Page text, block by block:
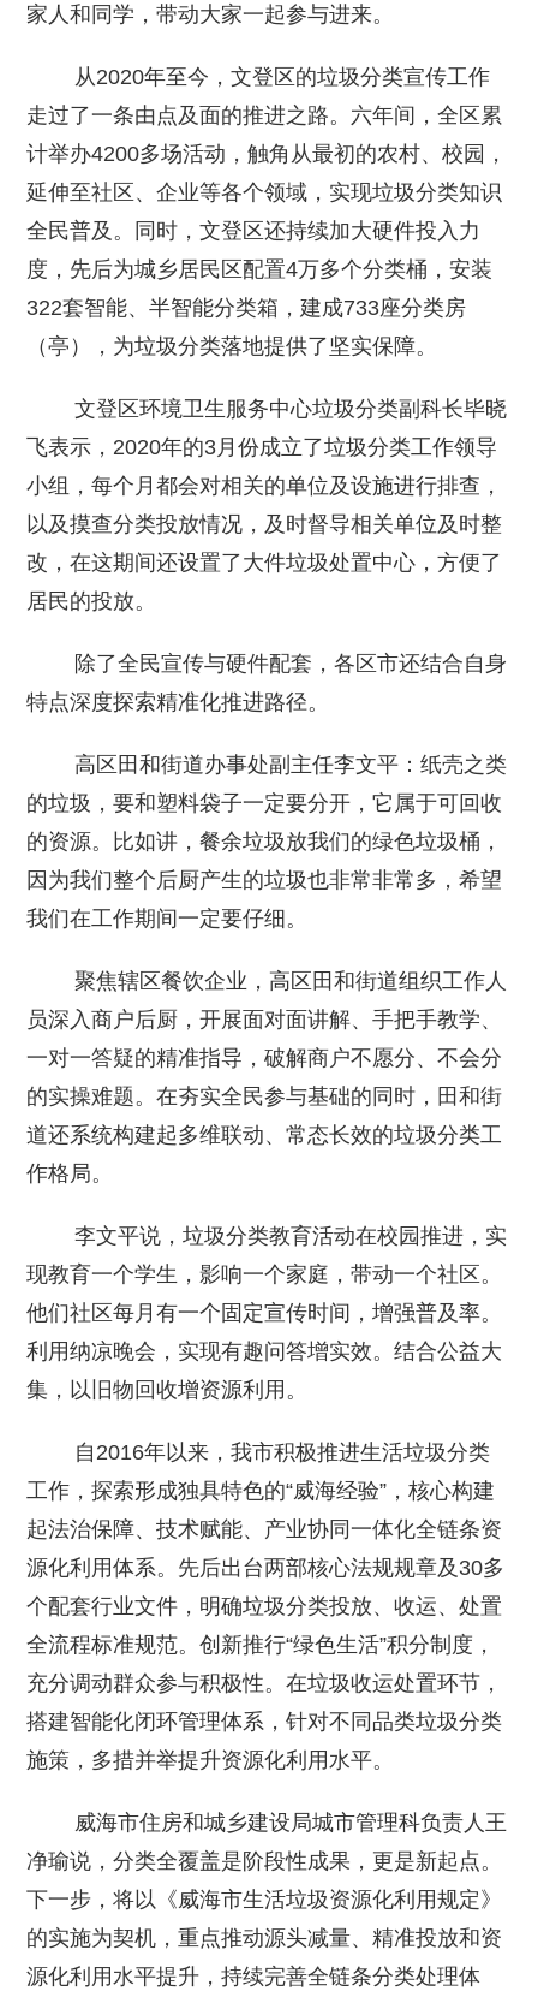
家人和同学，带动大家一起参与进来。
从2020年至今，文登区的垃圾分类宣传工作
走过了一条由点及面的推进之路。六年间，全区累
计举办4200多场活动，触角从最初的农村、校园，
延伸至社区、企业等各个领域，实现垃圾分类知识
全民普及。同时，文登区还持续加大硬件投入力
度，先后为城乡居民区配置4万多个分类桶，安装
322套智能、半智能分类箱，建成733座分类房
（亭），为垃圾分类落地提供了坚实保障。
文登区环境卫生服务中心垃圾分类副科长毕晓
飞表示，2020年的3月份成立了垃圾分类工作领导
小组，每个月都会对相关的单位及设施进行排查，
以及摸查分类投放情况，及时督导相关单位及时整
改，在这期间还设置了大件垃圾处置中心，方便了
居民的投放。
除了全民宣传与硬件配套，各区市还结合自身
特点深度探索精准化推进路径。
高区田和街道办事处副主任李文平：纸壳之类
的垃圾，要和塑料袋子一定要分开，它属于可回收
的资源。比如讲，餐余垃圾放我们的绿色垃圾桶，
因为我们整个后厨产生的垃圾也非常非常多，希望
我们在工作期间一定要仔细。
聚焦辖区餐饮企业，高区田和街道组织工作人
员深入商户后厨，开展面对面讲解、手把手教学、
一对一答疑的精准指导，破解商户不愿分、不会分
的实操难题。在夯实全民参与基础的同时，田和街
道还系统构建起多维联动、常态长效的垃圾分类工
作格局。
李文平说，垃圾分类教育活动在校园推进，实
现教育一个学生，影响一个家庭，带动一个社区。
他们社区每月有一个固定宣传时间，增强普及率。
利用纳凉晚会，实现有趣问答增实效。结合公益大
集，以旧物回收增资源利用。
自2016年以来，我市积极推进生活垃圾分类
工作，探索形成独具特色的“威海经验”，核心构建
起法治保障、技术赋能、产业协同一体化全链条资
源化利用体系。先后出台两部核心法规规章及30多
个配套行业文件，明确垃圾分类投放、收运、处置
全流程标准规范。创新推行“绿色生活”积分制度，
充分调动群众参与积极性。在垃圾收运处置环节，
搭建智能化闭环管理体系，针对不同品类垃圾分类
施策，多措并举提升资源化利用水平。
威海市住房和城乡建设局城市管理科负责人王
净瑜说，分类全覆盖是阶段性成果，更是新起点。
下一步，将以《威海市生活垃圾资源化利用规定》
的实施为契机，重点推动源头减量、精准投放和资
源化利用水平提升，持续完善全链条分类处理体